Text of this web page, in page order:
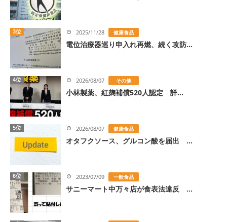
3位 2025/11/28 健康食品
電位治療器巡り申入れ再燃、続く攻防...
4位 2026/08/07 その他
小林製薬、紅麹補償520人認定 詳...
5位 2026/08/07 健康食品
オタフクソース、グルコン酸を届出 ...
6位 2023/07/09 一般食品
サニーマート中万々店が食表法違反 ...